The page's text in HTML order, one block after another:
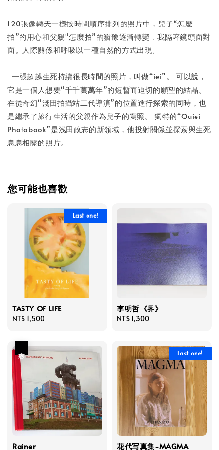
120張像轉天一樣按時間順序排列的照片中，兒子“怎麼
拍”的用心和父親“怎麼拍”的猶豫逐漸轉變，我隔著鏡頭面對
面。人際關係和呼吸以一種自然的方式出現。
一張超越生死持續很長時間的照片，叫做“iei”。 可以說，
它是一個人想要“千千萬萬年”的短暫而迫切的願望的結晶。
在從奇幻“淺田拍攝站二代導演”的位置進行探索的同時，也
是繼承了旅行生活的父親作為兒子的寫照。 獨特的“Quiei
Photobook”是浅田政志的新領域，他投射關係並探索與生死
息息相關的照片。
您可能也喜歡
Last one!
TASTY OF LIFE
Regular
NT$ 1,500
李明哲《界》
Regular
NT$ 1,300
Rainer
Last one!
花代写真集-MAGMA